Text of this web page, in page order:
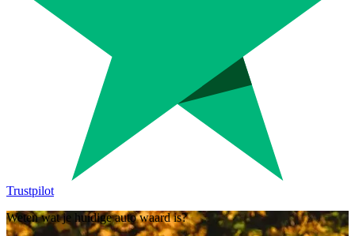
Trustpilot
Weten wat je huidige auto waard is?